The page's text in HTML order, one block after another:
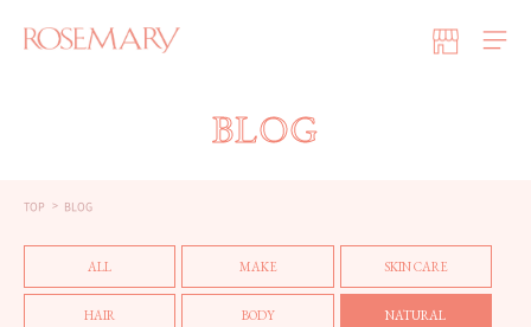
BLOG
TOP BLOG
ALL MAKE SKIN CARE
HAIR BODY NATURAL